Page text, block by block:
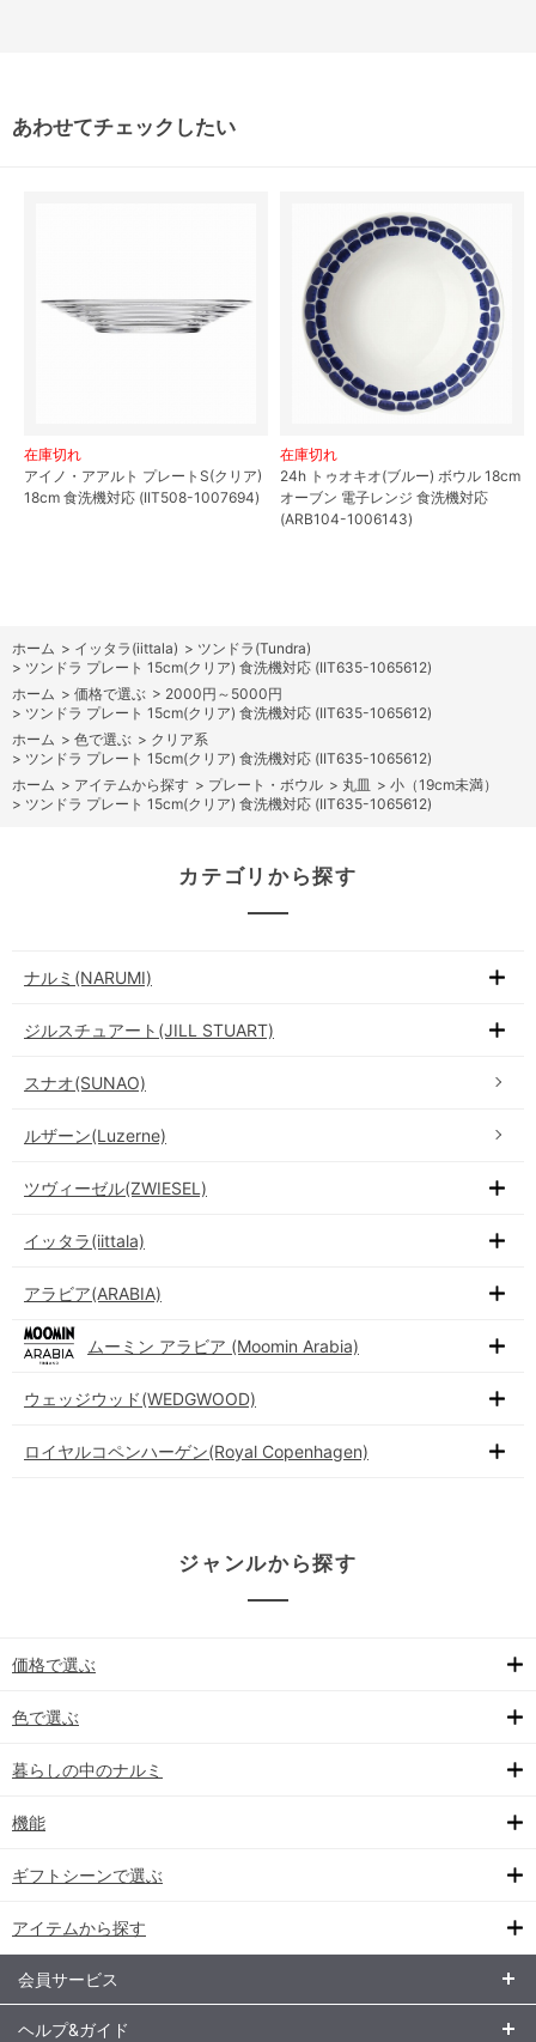
あわせてチェックしたい
在庫切れ
アイノ・アアルト プレートS(クリア)
18cm 食洗機対応 (IIT508-1007694)
在庫切れ
24h トゥオキオ(ブルー) ボウル 18cm
オーブン 電子レンジ 食洗機対応
(ARB104-1006143)
ホーム > イッタラ(iittala) > ツンドラ(Tundra)
> ツンドラ プレート 15cm(クリア) 食洗機対応 (IIT635-1065612)
ホーム > 価格で選ぶ > 2000円～5000円
> ツンドラ プレート 15cm(クリア) 食洗機対応 (IIT635-1065612)
ホーム > 色で選ぶ > クリア系
> ツンドラ プレート 15cm(クリア) 食洗機対応 (IIT635-1065612)
ホーム > アイテムから探す > プレート・ボウル > 丸皿 > 小（19cm未満）
> ツンドラ プレート 15cm(クリア) 食洗機対応 (IIT635-1065612)
カテゴリから探す
ナルミ(NARUMI)
ジルスチュアート(JILL STUART)
スナオ(SUNAO)
ルザーン(Luzerne)
ツヴィーゼル(ZWIESEL)
イッタラ(iittala)
アラビア(ARABIA)
ムーミン アラビア (Moomin Arabia)
ウェッジウッド(WEDGWOOD)
ロイヤルコペンハーゲン(Royal Copenhagen)
ジャンルから探す
価格で選ぶ
色で選ぶ
暮らしの中のナルミ
機能
ギフトシーンで選ぶ
アイテムから探す
会員サービス
ヘルプ&ガイド